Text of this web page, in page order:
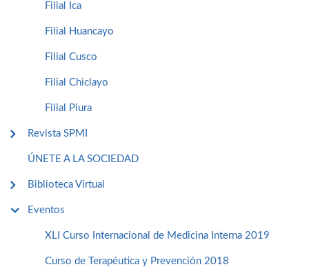
Filial Ica
Filial Huancayo
Filial Cusco
Filial Chiclayo
Filial Piura
Revista SPMI
ÚNETE A LA SOCIEDAD
Biblioteca Virtual
Eventos
XLI Curso Internacional de Medicina Interna 2019
Curso de Terapéutica y Prevención 2018